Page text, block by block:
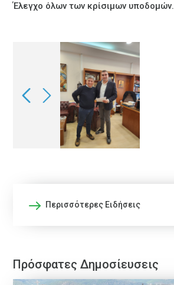
Έλεγχο όλων των κρίσιμων υποδομών.
Περισσότερες Ειδήσεις
Πρόσφατες Δημοσίευσεις